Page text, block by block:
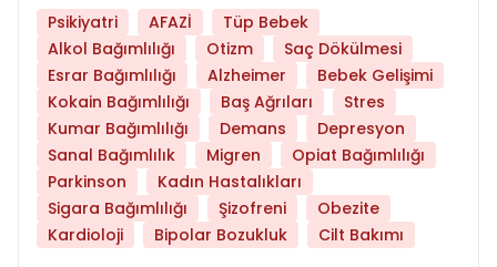
Psikiyatri AFAZİ
Tüp Bebek
Alkol Bağımlılığı
Otizm
Saç Dökülmesi
Esrar Bağımlılığı
Alzheimer
Bebek Gelişimi
Kokain Bağımlılığı
Baş Ağrıları
Stres
Kumar Bağımlılığı
Demans
Depresyon
Sanal Bağımlılık
Migren
Opiat Bağımlılığı
Parkinson
Kadın Hastalıkları
Sigara Bağımlılığı
Şizofreni
Obezite
Kardioloji
Bipolar Bozukluk Cilt Bakımı